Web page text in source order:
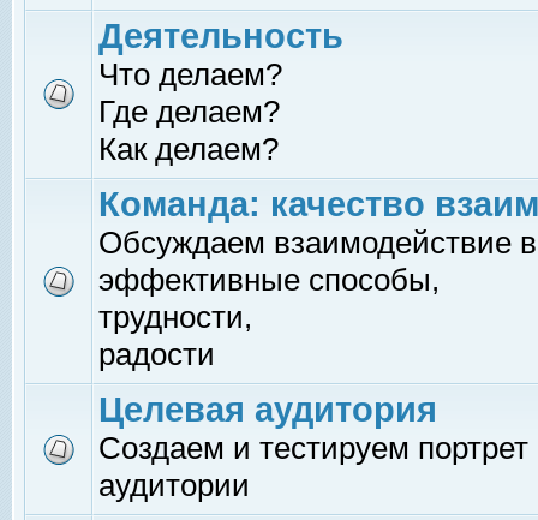
Деятельность
Что делаем?
Где делаем?
Как делаем?
Команда: качество
Обсуждаем взаимодействие
эффективные способы,
трудности,
радости
Целевая аудитория
Создаем и тестируем
аудитории